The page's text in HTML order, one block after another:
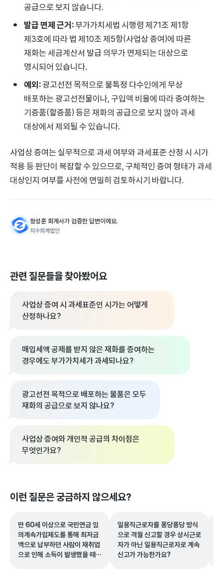
공급으로 보지 않습니다.
발급 면제 근거:부가가치세법 시행령 제71조 제1항
제3호에 따라 법 제10조 제5항(사업상 증여)에 따른
재화는 세금계산서 발급 의무가 면제되는 대상으로
명시되어 있습니다.
예외:광고선전 목적으로 불특정 다수인에게 무상
배포하는 광고선전물이나, 구입액 비율에 따라 증여하는
기증품(할증품) 등은 재화의 공급으로 보지 않아 과세
대상에서 제외될 수 있습니다.
사업상 증여는 실무적으로 과세 여부와 과세표준 산정 시 시가
적용 등 판단이 복잡할 수 있으므로, 구체적인 증여 형태가 과세
대상인지 여부를 사전에 면밀히 검토하시기 바랍니다.
정성훈 회계사가 검증한 답변이에요.
지수회계법인
관련 질문들을 찾아봤어요
사업상 증여 시 과세표준인 시가는 어떻게
산정하나요?
매입세액 공제를 받지 않은 재화를 증여하는
경우에도 부가가치세가 과세되나요?
광고선전 목적으로 배포하는 물품은 모두
재화의 공급으로 보지 않나요?
사업상 증여와 개인적 공급의 차이점은
무엇인가요?
이런 질문은 궁금하지 않으세요?
만 60세 이상으로 국민연금 임
의계속가입제도를 통해 최저금
액으로 납부하던 사람이 재취업
으로 인해 소득이 발생했을 때
국민연금 납부액은 소득액 기준
일용직근로자를 퐁당퐁당 방식
으로 격월 신고할 경우 상시근로
자가 아닌 일용직근로자로 계속
신고가 가능한가요?